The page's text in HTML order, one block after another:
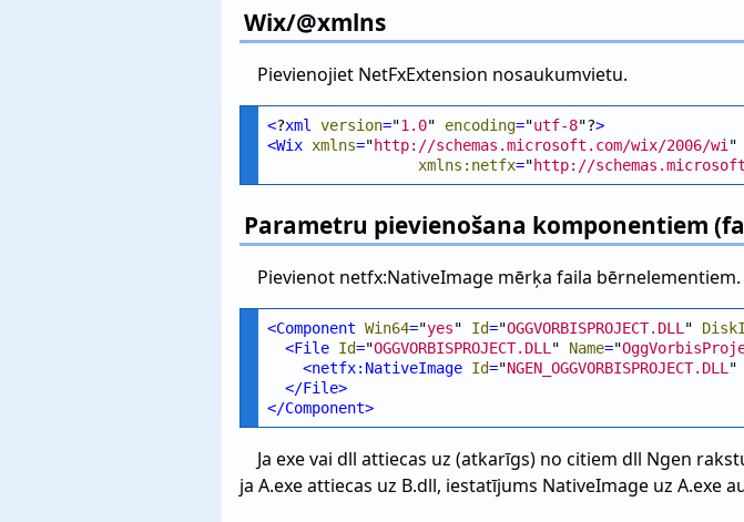
Wix/@xmlns
Pievienojiet NetFxExtension nosaukumvietu.
<?xml version="1.0" encoding="utf-8"?>
<Wix xmlns="http://schemas.microsoft.com/wix/2006/wi "
xmlns:netfx="http://
Parametru pievienošana komponentiem
Pievienot netfx:NativeImage mērķa faila bērnelementiem.
<Component Win64="yes" Id="OGGVORBISPROJECT.DLL "
<File Id="OGGVORBISPROJECT.DLL " Name="
<netfx:NativeImage Id="NGEN_OGGVORBISPROJECT.DLL "
</File>
</Component>
Ja exe vai dll attiecas uz (atkarīgs) no citiem dll Ngen
ja A.exe attiecas uz B.dll, iestatījums NativeImage uz A.exe